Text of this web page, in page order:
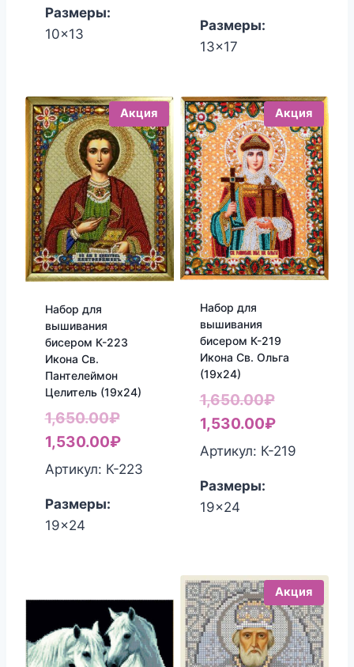
Размеры:
10x13
Размеры:
13x17
Акция
Набор для
вышивания
бисером К-223
Икона Св.
Пантелеймон
Целитель (19х24)
1,650.00₽Первоначальная
цена
составляла
1,530.00₽Текущая
цена:
Артикул: К-223
Размеры:
19x24
Акция
Набор для
вышивания
бисером К-219
Икона Св. Ольга
(19х24)
1,650.00₽
цена
1,530.00₽Текущая
цена:
Артикул: К-219
Размеры:
19x24
Акция